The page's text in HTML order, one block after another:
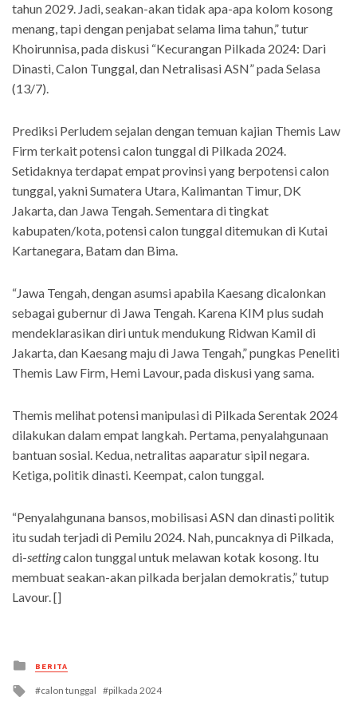
tahun 2029. Jadi, seakan-akan tidak apa-apa kolom kosong
menang, tapi dengan penjabat selama lima tahun,” tutur
Khoirunnisa, pada diskusi “Kecurangan Pilkada 2024: Dari
Dinasti, Calon Tunggal, dan Netralisasi ASN” pada Selasa
(13/7).
Prediksi Perludem sejalan dengan temuan kajian Themis Law
Firm terkait potensi calon tunggal di Pilkada 2024.
Setidaknya terdapat empat provinsi yang berpotensi calon
tunggal, yakni Sumatera Utara, Kalimantan Timur, DK
Jakarta, dan Jawa Tengah. Sementara di tingkat
kabupaten/kota, potensi calon tunggal ditemukan di Kutai
Kartanegara, Batam dan Bima.
“Jawa Tengah, dengan asumsi apabila Kaesang dicalonkan
sebagai gubernur di Jawa Tengah. Karena KIM plus sudah
mendeklarasikan diri untuk mendukung Ridwan Kamil di
Jakarta, dan Kaesang maju di Jawa Tengah,” pungkas Peneliti
Themis Law Firm, Hemi Lavour, pada diskusi yang sama.
Themis melihat potensi manipulasi di Pilkada Serentak 2024
dilakukan dalam empat langkah. Pertama, penyalahgunaan
bantuan sosial. Kedua, netralitas aaparatur sipil negara.
Ketiga, politik dinasti. Keempat, calon tunggal.
“Penyalahgunana bansos, mobilisasi ASN dan dinasti politik
itu sudah terjadi di Pemilu 2024. Nah, puncaknya di Pilkada,
di-settingcalon tunggal untuk melawan kotak kosong. Itu
membuat seakan-akan pilkada berjalan demokratis,” tutup
Lavour. []
Posted
in
BERITA
Tagged
calon tunggal pilkada 2024